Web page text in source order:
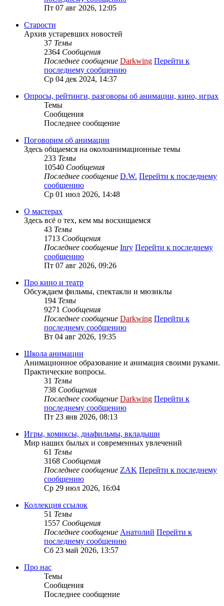
Пт 07 авг 2026, 12:05
Старости
Архив устаревших новостей
37 Темы
2364 Сообщения
Последнее сообщение Darkwing Перейти к
последнему сообщению
Ср 04 дек 2024, 14:37
Опросы, рейтинги, разговоры об анимации, кино, играх
Темы
Сообщения
Последнее сообщение
Поговорим об анимации
Здесь общаемся на околоанимационные темы
233 Темы
10540 Сообщения
Последнее сообщение D.W. Перейти к последнему
сообщению
Ср 01 июл 2026, 14:48
О мастерах
Здесь всё о тех, кем мы восхищаемся
43 Темы
1713 Сообщения
Последнее сообщение Inry Перейти к последнему
сообщению
Пт 07 авг 2026, 09:26
Про кино и театр
Обсуждаем фильмы, спектакли и мюзиклы
194 Темы
9271 Сообщения
Последнее сообщение Darkwing Перейти к
последнему сообщению
Вт 04 авг 2026, 19:35
Школа анимации
Анимационное образование и анимация своими руками.
Практические вопросы.
31 Темы
738 Сообщения
Последнее сообщение Darkwing Перейти к
последнему сообщению
Пт 23 янв 2026, 08:13
Игры, комиксы, диафильмы, вкладыши
Мир наших былых и современных увлечений
61 Темы
3168 Сообщения
Последнее сообщение ZAK Перейти к последнему
сообщению
Ср 29 июл 2026, 16:04
Коллекция ссылок
51 Темы
1557 Сообщения
Последнее сообщение Анатолий Перейти к
последнему сообщению
Сб 23 май 2026, 13:57
Про нас
Темы
Сообщения
Последнее сообщение